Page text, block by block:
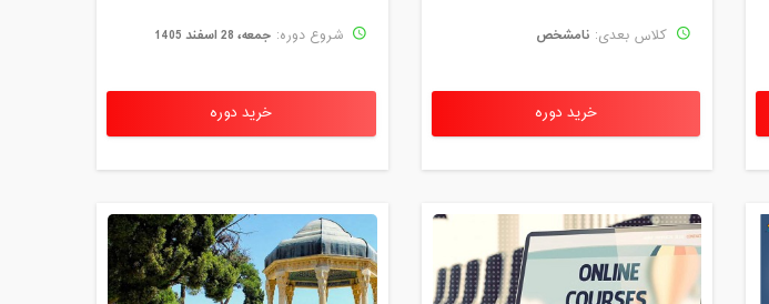
کلاس بعدی: نامشخص
خرید دوره
شروع دوره: جمعه، 28 اسفند 1405
خرید دوره